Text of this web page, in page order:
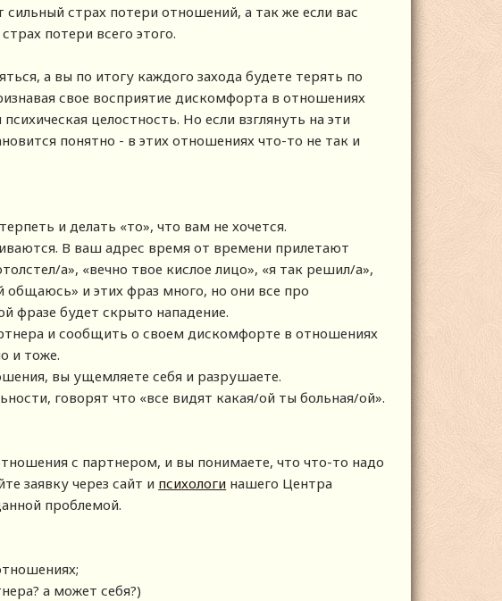
страх потери отношений, а так же если вас
потери всего этого.
а вы по итогу каждого захода будете терять по
свое восприятие дискомфорта в отношениях
целостность. Но если взглянуть на эти
понятно - в этих отношениях что-то не так и
и делать «то», что вам не хочется.
В ваш адрес время от времени прилетают
а», «вечно твое кислое лицо», «я так решил/а»,
общаюсь» и этих фраз много, но они все про
фразе будет скрыто нападение.
и сообщить о своем дискомфорте в отношениях
и тоже.
вы ущемляете себя и разрушаете.
говорят что «все видят какая/ой ты больная/ой».
с партнером, и вы понимаете, что что-то надо
заявку через сайт и психологи нашего Центра
проблемой.
а может себя?)